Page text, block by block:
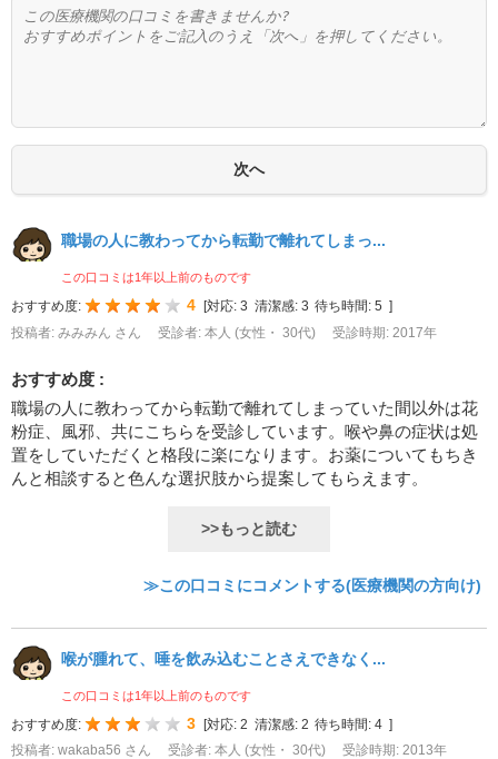
職場の人に教わってから転勤で離れてしまっ...
この口コミは1年以上前のものです
おすすめ度: 4 [対応: 3 清潔感: 3 待ち時間: 5 ]
投稿者: みみみん さん
受診者: 本人 (女性・ 30代) 受診時期: 2017年
おすすめ度 :
職場の人に教わってから転勤で離れてしまっていた間以外は花
粉症、風邪、共にこちらを受診しています。喉や鼻の症状は処
置をしていただくと格段に楽になります。お薬についてもちき
んと相談すると色んな選択肢から提案してもらえます。
>>もっと読む
≫この口コミにコメントする(医療機関の方向け)
喉が腫れて、唾を飲み込むことさえできなく...
この口コミは1年以上前のものです
おすすめ度: 3 [対応: 2 清潔感: 2 待ち時間: 4 ]
投稿者: wakaba56 さん
受診者: 本人 (女性・ 30代) 受診時期: 2013年